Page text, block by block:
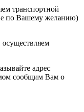
транспортной
по Вашему желанию)
адрес
сообщим Вам о